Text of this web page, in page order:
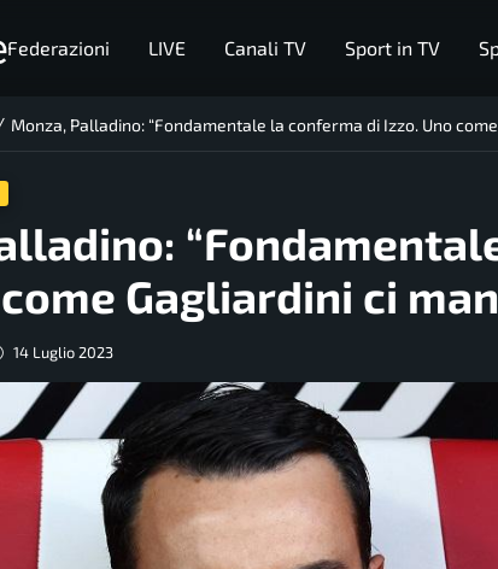
Federazioni LIVE Canali TV Sport in TV
Monza, Palladino: “Fondamentale la conferma di Izzo. Uno
Gagliardini ci
14 Luglio 2023